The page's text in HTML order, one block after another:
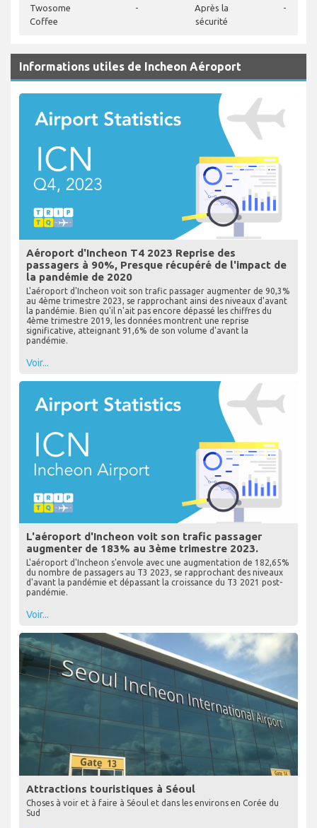
Twosome
Coffee
-
Après la
sécurité
-
Informations utiles de Incheon Aéroport
Aéroport d'Incheon T4 2023 Reprise des
passagers à 90%, Presque récupéré de l'impact de
la pandémie de 2020
L'aéroport d'Incheon voit son trafic passager augmenter de 90,3%
au 4ème trimestre 2023, se rapprochant ainsi des niveaux d'avant
la pandémie. Bien qu'il n'ait pas encore dépassé les chiffres du
4ème trimestre 2019, les données montrent une reprise
significative, atteignant 91,6% de son volume d'avant la
pandémie.
Voir...
L'aéroport d'Incheon voit son trafic passager
augmenter de 183% au 3ème trimestre 2023.
L'aéroport d'Incheon s'envole avec une augmentation de 182,65%
du nombre de passagers au T3 2023, se rapprochant des niveaux
d'avant la pandémie et dépassant la croissance du T3 2021 post-
pandémie.
Voir...
Attractions touristiques à Séoul
Choses à voir et à faire à Séoul et dans les environs en Corée du
Sud